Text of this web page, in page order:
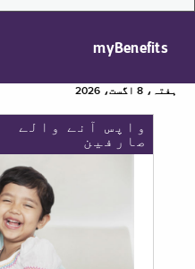
myBenefits
ہفتہ، 8 اگست، 2026
واپس آنے والے
صارفین